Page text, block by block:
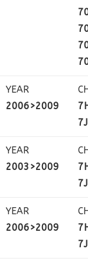
YEAR
2006>2009
7J
YEAR
2003>2009
7J
YEAR
2006>2009
7J